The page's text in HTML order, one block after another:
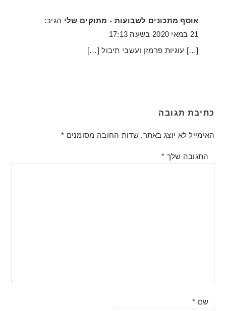
אוסף מתכונים לשבועות - מתוקים שלי הגיב:
21 במאי 2020 בשעה 17:13
[…] עוגיות פרמזן ועשבי תיבול […]
כתיבת תגובה
האימייל לא יוצג באתר. שדות החובה מסומנים *
התגובה שלך *
שם *